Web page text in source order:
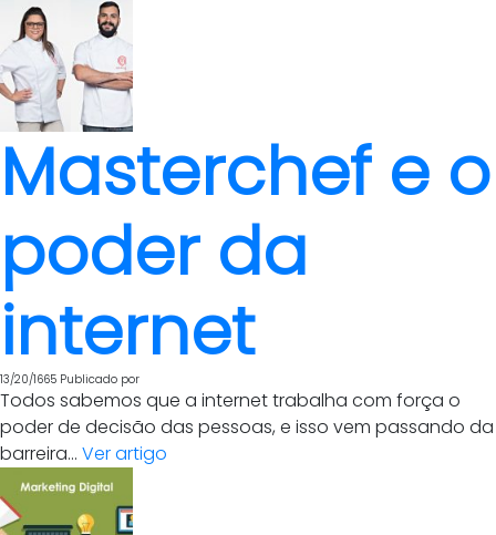
Masterchef e o
poder da
internet
13/20/1665 Publicado por
Todos sabemos que a internet trabalha com força o
poder de decisão das pessoas, e isso vem passando da
barreira... Ver artigo